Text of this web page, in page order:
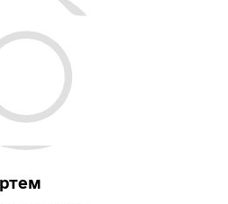
my
059-6335